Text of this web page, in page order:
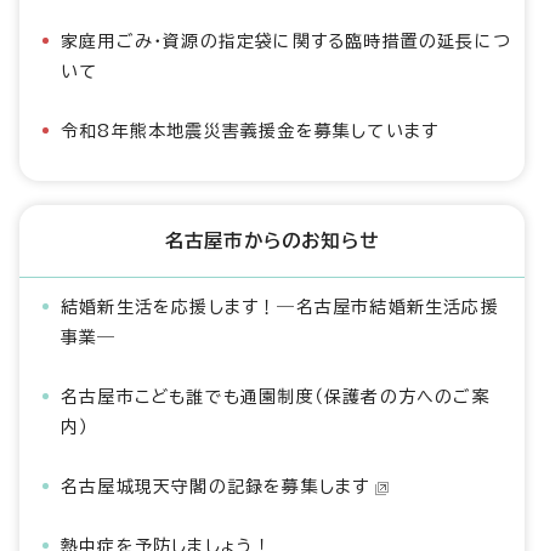
家庭用ごみ・資源の指定袋に関する臨時措置の延長につ
いて
令和8年熊本地震災害義援金を募集しています
名古屋市からのお知らせ
結婚新生活を応援します！―名古屋市結婚新生活応援
事業―
名古屋市こども誰でも通園制度（保護者の方へのご案
内）
名古屋城現天守閣の記録を募集します
熱中症を予防しましょう！